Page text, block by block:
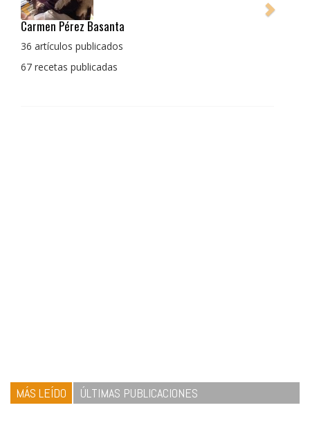
Pedro Manuel Collado Cruz
La cocina para mi es producto bien tratado sin
con un toque diferente